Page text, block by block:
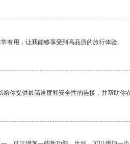
有用，让我能够享受到高品质的旅行体验。
你提供最高速度和安全性的连接，并帮助你